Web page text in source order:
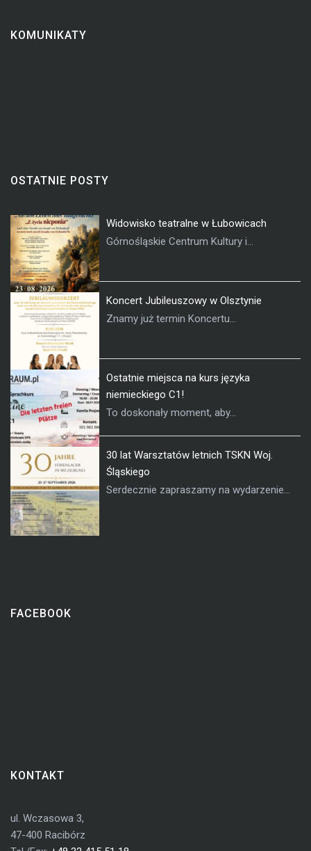
KOMUNIKATY
OSTATNIE POSTY
Widowisko teatralne w Łubowicach
Górnośląskie Centrum Kultury i...
Koncert Jubileuszowy w Olsztynie
Znamy już termin Koncertu...
Ostatnie miejsca na kurs języka
niemieckiego C1!
To doskonały moment, aby...
30 lat Warsztatów letnich TSKN Woj.
Śląskiego
Serdecznie zapraszamy na wydarzenie...
FACEBOOK
KONTAKT
ul. Wczasowa 3,
47-400 Racibórz